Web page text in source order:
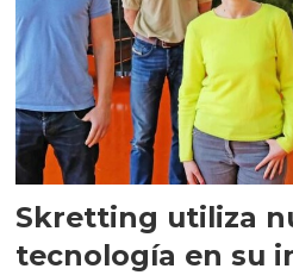
Skretting utiliza
tecnología en su